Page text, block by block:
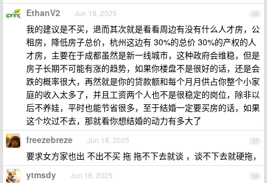
36
EthanV2 Jun 18, 2025
我的建议是不买，退而其次就是看看周边有没有什么人才房，公
租房，降低房子总价，杭州这边有 30%的总价 30%的产权的人
才房，主要在于成都虽然是新一线城市，这种政府会维稳，但是
房子长期不可能有涨的趋势，如果你楼盘不是很好的话，还是会
跌的概率很大，再然就是你的贷款额和每个月月供占你整个小家
庭的收入太多了，并且工资两个人也不是很稳定的岗位，除非以
后不养娃，平时也能节省很多，至于结婚一定要买房的话，如果
这个坎过不去，那就看你想结婚的动力有多大了
37
freezebreze Jun 18, 2025
要求女方家也出 不出不买 拖 拖不下去就谈 ，谈不下去就硬拖，
38
ytmsdy Jun 18, 2025